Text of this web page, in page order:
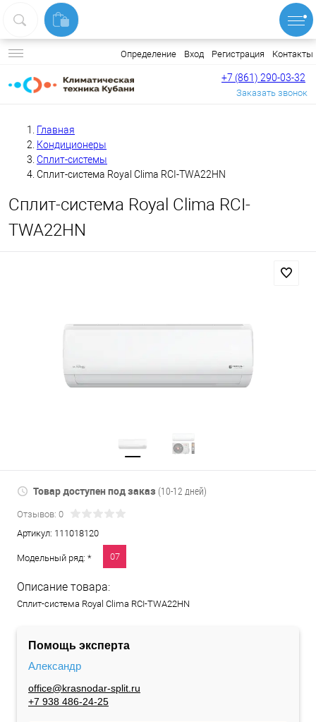
Определение Вход Регистрация Контакты
+7 (861) 290-03-32
Заказать звонок
Главная
Кондиционеры
Сплит-системы
Сплит-система Royal Clima RCI-TWA22HN
Сплит-система Royal Clima RCI-
TWA22HN
Товар доступен под заказ (10-12 дней)
Отзывов: 0
Артикул: 111018120
Модельный ряд: * 07
Описание товара:
Сплит-система Royal Clima RCI-TWA22HN
Помощь эксперта
Александр
office@krasnodar-split.ru
+7 938 486-24-25